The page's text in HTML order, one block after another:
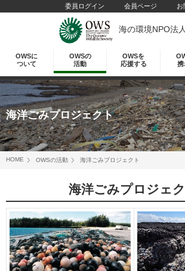
委員ログイン 会員ページ お
海の環境NPO法
OWSに
ついて
OWSの
活動
OWSを
応援する
携
海洋ごみプロジェクト
HOME OWSの活動 海洋ごみプロジェクト
海洋ごみプロジェ